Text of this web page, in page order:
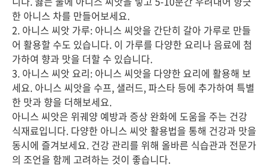
한 아니스 차를 만들어보세요.
2. 아니스 씨앗 가루: 아니스 씨앗을 간단히 갈아 가루로 만들
어 활용할 수도 있습니다. 이 가루를 다양한 요리나 음료에 첨
가하여 향과 맛을 더할 수 있습니다.
3. 아니스 씨앗 요리: 아니스 씨앗을 다양한 요리에 활용해 보
세요. 아니스 씨앗을 수프, 샐러드, 파스타 등에 추가하여 특별
한 맛과 향을 더해보세요.
아니스 씨앗은 위궤양 예방과 증상 완화에 도움을 주는 건강
식재료입니다. 다양한 아니스 씨앗 활용법을 통해 건강과 맛을
동시에 즐겨보세요. 건강 관리를 위해 올바른 식습관과 전문가
의 조언을 함께 고려하는 것이 좋습니다.